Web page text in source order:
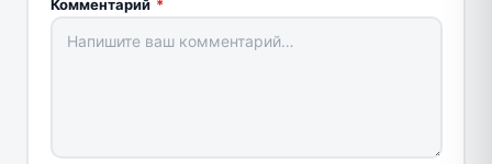
Комментарий *